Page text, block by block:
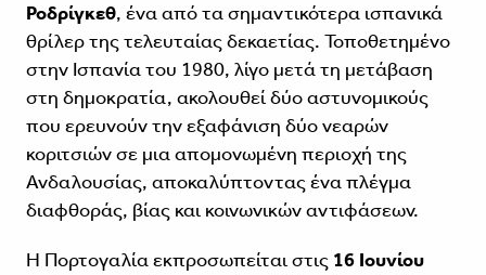
Ροδρίγκεθ, ένα από τα σημαντικότερα ισπανικά
θρίλερ της τελευταίας δεκαετίας. Τοποθετημένο
στην Ισπανία του 1980, λίγο μετά τη μετάβαση
στη δημοκρατία, ακολουθεί δύο αστυνομικούς
που ερευνούν την εξαφάνιση δύο νεαρών
κοριτσιών σε μια απομονωμένη περιοχή της
Ανδαλουσίας, αποκαλύπτοντας ένα πλέγμα
διαφθοράς, βίας και κοινωνικών αντιφάσεων.
Η Πορτογαλία εκπροσωπείται στις 16 Ιουνίου